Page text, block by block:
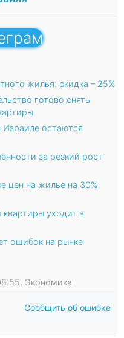
жилья: скидка – 25%
готово снять
Израиле остаются
за резкий рост
цен на жилье на 30%
уходит в
ошибок на рынке
Экономика
Сообщить об ошибке